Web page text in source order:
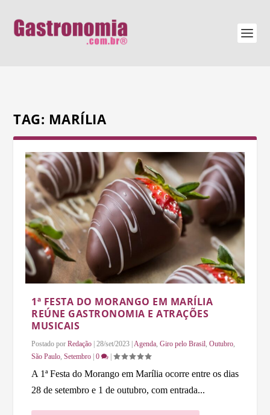
TAG: MARÍLIA
1ª FESTA DO MORANGO EM MARÍLIA
REÚNE GASTRONOMIA E ATRAÇÕES
MUSICAIS
Postado porRedação |28/set/2023 | Agenda ,Giro pelo Brasil ,Outubro
São Paulo ,Setembro |0 |
A 1ª Festa do Morango em Marília ocorre entre os dias
28 de setembro e 1 de outubro, com entrada...